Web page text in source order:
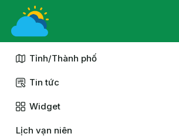
Chuyển
nội
Tỉnh/Thành phố
Tin tức
Widget
Lịch vạn niên